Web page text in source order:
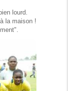
lourd.
la maison !